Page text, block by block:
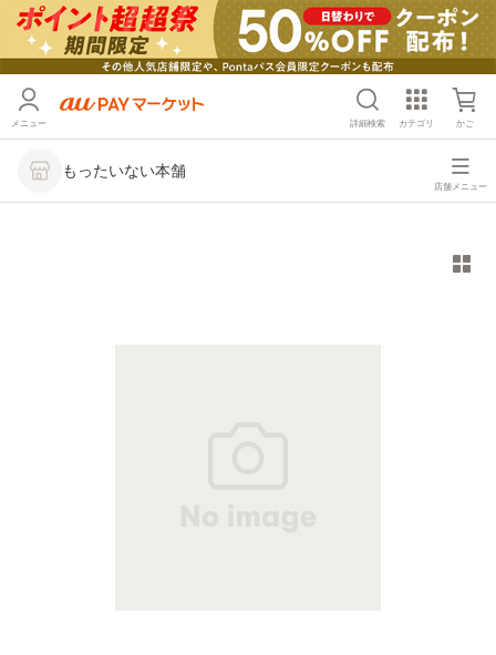
メニュー 詳細検索 カテゴリ かご
もったいない本舗
店舗メニュー